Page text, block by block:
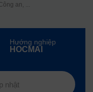
an,
Hướng nghiệp
HOCMAI